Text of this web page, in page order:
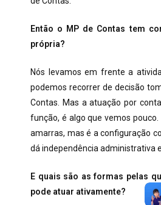
Então o MP de Contas tem
própria?
Nós levamos em frente a
podemos recorrer de decisão
Contas. Mas a atuação por
função, é algo que vemos
amarras, mas é a configuração
dá independência administrativa
E quais são as formas pelas
pode atuar ativamente?